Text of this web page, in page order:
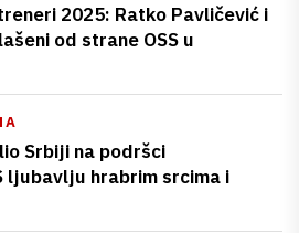
2025: Ratko Pavličević i
od strane OSS u
Srbiji na podršci
ljubavlju hrabrim srcima i